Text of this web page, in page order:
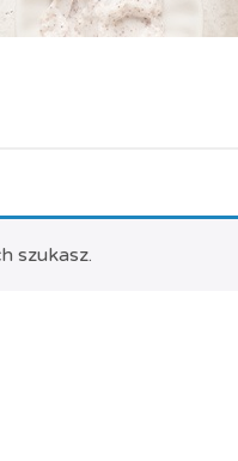
szukasz.